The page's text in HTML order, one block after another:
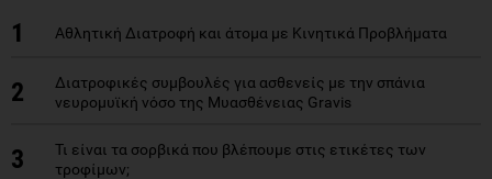
1 Αθλητική Διατροφή και άτομα με Κινητικά Προβλήματα
2
Διατροφικές συμβουλές για ασθενείς με την σπάνια
νευρομυϊκή νόσο της Μυασθένειας Gravis
3
Τι είναι τα σορβικά που βλέπουμε στις ετικέτες των
τροφίμων;